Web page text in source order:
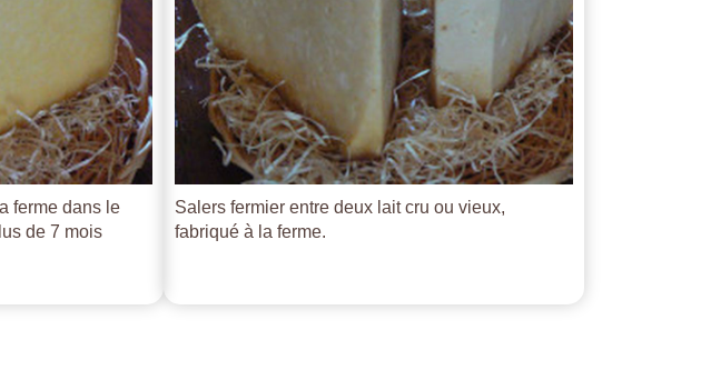
ferme dans le
de 7 mois
Salers fermier entre deux lait cru ou vieux,
fabriqué à la ferme.